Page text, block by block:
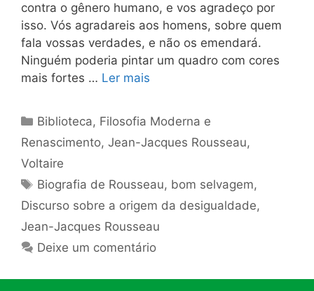
contra o gênero humano, e vos agradeço por
isso. Vós agradareis aos homens, sobre quem
fala vossas verdades, e não os emendará.
Ninguém poderia pintar um quadro com cores
mais fortes … Ler mais
Categorias
Biblioteca, Filosofia Moderna e
Renascimento, Jean-Jacques Rousseau,
Voltaire
Tags
Biografia de Rousseau, bom selvagem,
Discurso sobre a origem da desigualdade,
Jean-Jacques Rousseau
Deixe um comentário